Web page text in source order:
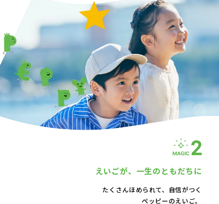
えいごが、 一生のともだちに
たくさんほめられて、自信がつく
ペッピーのえいご。